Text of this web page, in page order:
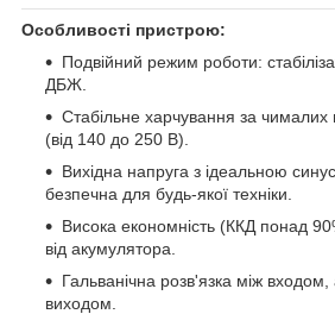
Особливості пристрою:
Подвійний режим роботи:
ДБЖ.
Стабільне харчування за чималих
(від 140 до 250 В).
Вихідна напруга з ідеальною
безпечна для будь-якої техніки.
Висока економність (ККД понад
від акумулятора.
Гальванічна розв'язка між
виходом.